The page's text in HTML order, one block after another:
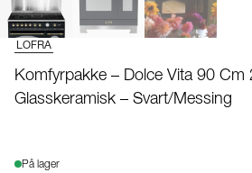
LOFRA
Komfyrpakke – Dolce Vita 90 Cm
Glasskeramisk – Svart/Messing
På lager